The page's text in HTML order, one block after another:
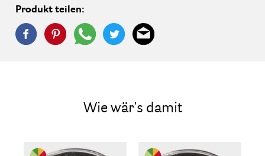
Produkt teilen:
Wie wär's damit